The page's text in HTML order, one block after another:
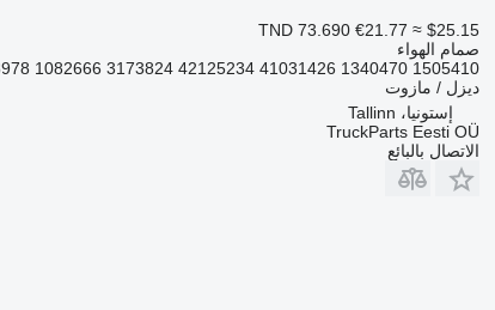
TND 73.690 €21.77 ≈ $25.15
صمام الهواء
1082666 3173824 42125234 41031426 1340470 1505410...
ديزل / مازوت
إستونيا، Tallinn
TruckParts Eesti OÜ
الاتصال بالبائع